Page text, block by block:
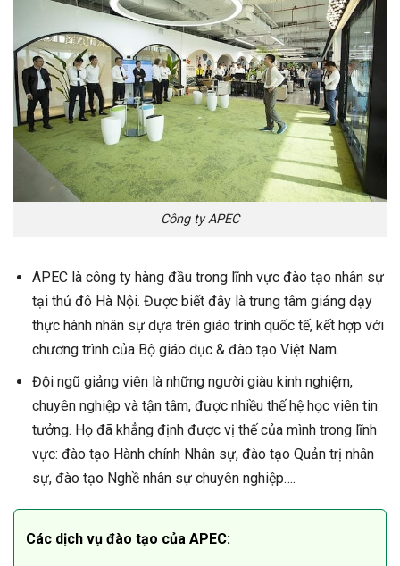
Công ty APEC
APEC là công ty hàng đầu trong lĩnh vực đào tạo nhân sự
tại thủ đô Hà Nội. Được biết đây là trung tâm giảng dạy
thực hành nhân sự dựa trên giáo trình quốc tế, kết hợp với
chương trình của Bộ giáo dục & đào tạo Việt Nam.
Đội ngũ giảng viên là những người giàu kinh nghiệm,
chuyên nghiệp và tận tâm, được nhiều thế hệ học viên tin
tưởng. Họ đã khẳng định được vị thế của mình trong lĩnh
vực: đào tạo Hành chính Nhân sự, đào tạo Quản trị nhân
sự, đào tạo Nghề nhân sự chuyên nghiệp….
Các dịch vụ đào tạo của APEC: